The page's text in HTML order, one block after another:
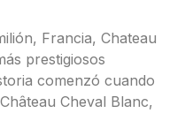
Francia, Chateau
prestigiosos
comenzó cuando
Cheval Blanc,